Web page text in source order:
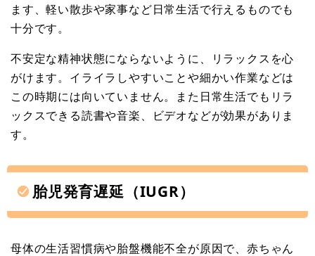
ます、軽い散歩や家事など日常生活で行えるものでも
十分です。
不安定な精神状態にならないように、リラックスを心
がけます。イライラしやすいことや細かい作業などは
この時期には向いていません。また日常生活でもリラ
ックスできる読書や音楽、ビデオなどが効果がありま
す。
胎児発育遅延（IUGR）
母体の生活習慣病や胎盤機能不全が原因で、赤ちゃん